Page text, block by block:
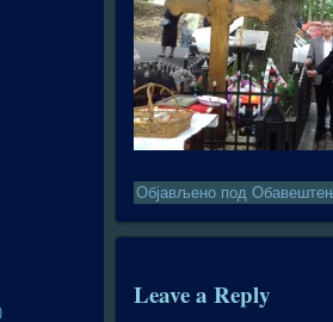
Објављено под
Leave a Reply